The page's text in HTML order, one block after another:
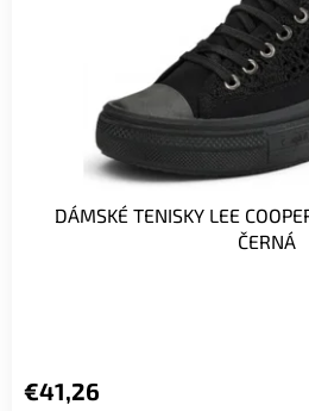
DÁMSKÉ TENISKY LEE
ČERNÁ
€41,26